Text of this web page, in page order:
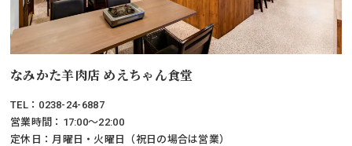
なみかた羊肉店 めえちゃん食堂
TEL：0238-24-6887
営業時間：17:00～22:00
定休日：月曜日・火曜日（祝日の場合は営業）